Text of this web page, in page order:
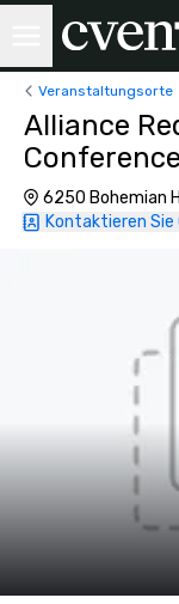
Veranstaltungsorte
Alliance
6250 Bohemian
Kontaktieren Sie